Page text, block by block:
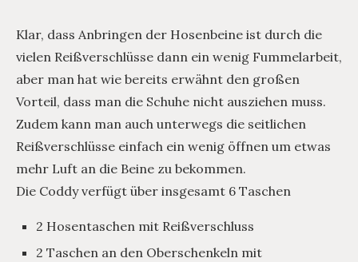
Klar, dass Anbringen der Hosenbeine ist durch die
vielen Reißverschlüsse dann ein wenig Fummelarbeit,
aber man hat wie bereits erwähnt den großen
Vorteil, dass man die Schuhe nicht ausziehen muss.
Zudem kann man auch unterwegs die seitlichen
Reißverschlüsse einfach ein wenig öffnen um etwas
mehr Luft an die Beine zu bekommen.
Die Coddy verfügt über insgesamt 6 Taschen
2 Hosentaschen mit Reißverschluss
2 Taschen an den Oberschenkeln mit